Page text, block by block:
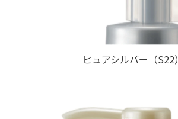
ピュアシルバー（S22）